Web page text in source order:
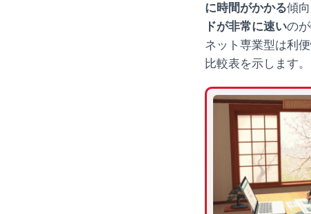
に時間がかかる傾
ドが非常に速いの
ネット専業型は利
比較表を示します。